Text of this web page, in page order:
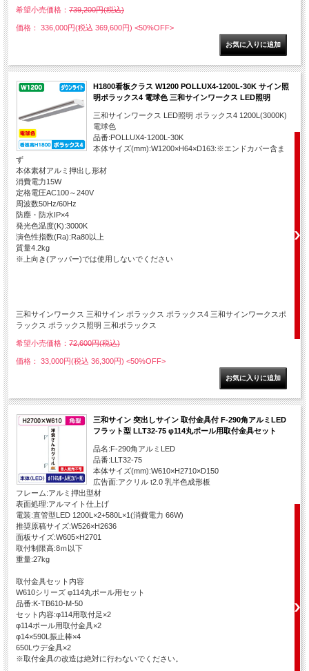
希望小売価格： 739,200円(税込)
価格： 336,000円(税込 369,600円) <50%OFF>
H1800看板クラス W1200 POLLUX4-1200L-30K サイン照
明ポラックス4 電球色 三和サインワークス LED照明
三和サインワークス LED照明 ポラックス4 1200L(3000K)
電球色
品番:POLLUX4-1200L-30K
本体サイズ(mm):W1200×H64×D163:※エンドカバー含ま
ず
本体素材アルミ押出し形材
消費電力15W
定格電圧AC100～240V
周波数50Hz/60Hz
防塵・防水IP×4
発光色温度(K):3000K
演色性指数(Ra):Ra80以上
質量4.2kg
※上向き(アッパー)では使用しないでください
三和サインワークス 三和サイン ポラックス ポラックス4 三和サインワークスポ
ラックス ポラックス照明 三和ポラックス
希望小売価格： 72,600円(税込)
価格： 33,000円(税込 36,300円) <50%OFF>
三和サイン 突出しサイン 取付金具付 F-290角アルミLED
フラット型 LLT32-75 φ114丸ポール用取付金具セット
品名:F-290角アルミLED
品番:LLT32-75
本体サイズ(mm):W610×H2710×D150
広告面:アクリル t2.0 乳半色成形板
フレーム:アルミ押出型材
表面処理:アルマイト仕上げ
電装:直管型LED 1200L×2+580L×1(消費電力 66W)
推奨原稿サイズ:W526×H2636
面板サイズ:W605×H2701
取付制限高:8ｍ以下
重量:27kg
取付金具セット内容
W610シリーズ φ114丸ポール用セット
品番:K-TB610-M-50
セット内容:φ114用取付足×2
φ114ポール用取付金具×2
φ14×590L振止棒×4
650Lウデ金具×2
※取付金具の改造は絶対に行わないでください。